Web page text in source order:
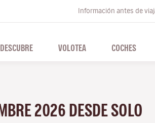
Información antes de
DESCUBRE VOLOTEA COCHES
2026 DESDE SOLO